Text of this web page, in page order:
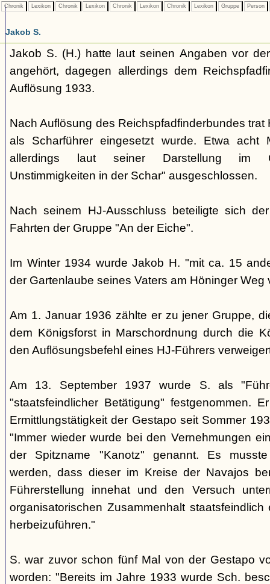
Chronik Lexikon Chronik Lexikon Chronik Lexikon Chronik Lexikon Gruppe Person
Jakob S.
Jakob S. (H.) hatte laut seinen Angaben vor
angehört, dagegen allerdings dem
Auflösung 1933.
Nach Auflösung des Reichspfadfinderbundes trat
als Scharführer eingesetzt wurde. Etwa acht
allerdings laut seiner Darstellung im
Unstimmigkeiten in der Schar" ausgeschlossen.
Nach seinem HJ-Ausschluss beteiligte sich
Fahrten der Gruppe "An der Eiche".
Im Winter 1934 wurde Jakob H. "mit ca. 15
der Gartenlaube seines Vaters am Höninger Weg
Am 1. Januar 1936 zählte er zu jener Gruppe,
dem Königsforst in Marschordnung durch die
den Auflösungsbefehl eines HJ-Führers
Am 13. September 1937 wurde S. als
"staatsfeindlicher Betätigung" festgenommen.
Ermittlungstätigkeit der Gestapo seit Sommer
"Immer wieder wurde bei den Vernehmungen
der Spitzname "Kanotz" genannt. Es
werden, dass dieser im Kreise der Navajos
Führerstellung innehat und den Versuch
organisatorischen Zusammenhalt staatsfeindlich
herbeizuführen."
S. war zuvor schon fünf Mal von der Gestapo
worden: "Bereits im Jahre 1933 wurde Sch.